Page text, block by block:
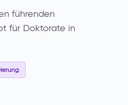
führenden
für Doktorate in